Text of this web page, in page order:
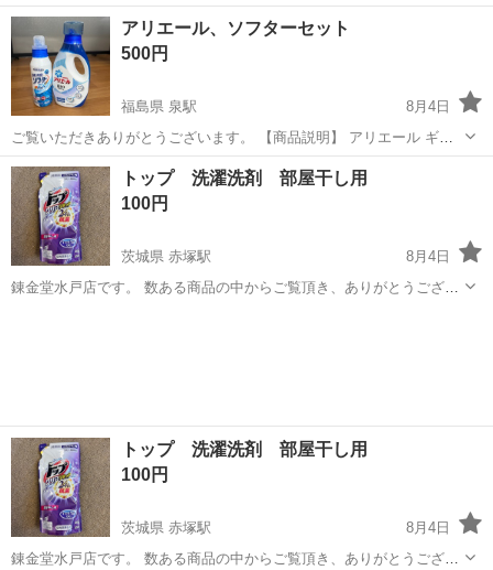
舗） 総合リサイクルショップ ★ユーズドグッズマーケット★ アウト
レットモノハウス西岡店です。 新品 ピーアンドジー アリエール
サイエンスプラス ...
北海道 札幌市 月寒中央駅 洗濯用品 プラス
アリエール、ソフターセット
500円
福島県 泉駅
8月4日
ご覧いただきありがとうございます。 【商品説明】 アリエール ギフ
トセットの洗剤と柔軟剤です。 未使用保管品になります。 【商品情
福島 いわき市 泉駅 洗濯用品
トップ 洗濯洗剤 部屋干し用
100円
茨城県 赤塚駅
8月4日
錬金堂水戸店です。 数ある商品の中からご覧頂き、ありがとうござい
トップ 洗濯洗剤 部屋干し用
100円
茨城県 赤塚駅
8月4日
錬金堂水戸店です。 数ある商品の中からご覧頂き、ありがとうござい